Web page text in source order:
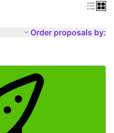
Order proposals by: